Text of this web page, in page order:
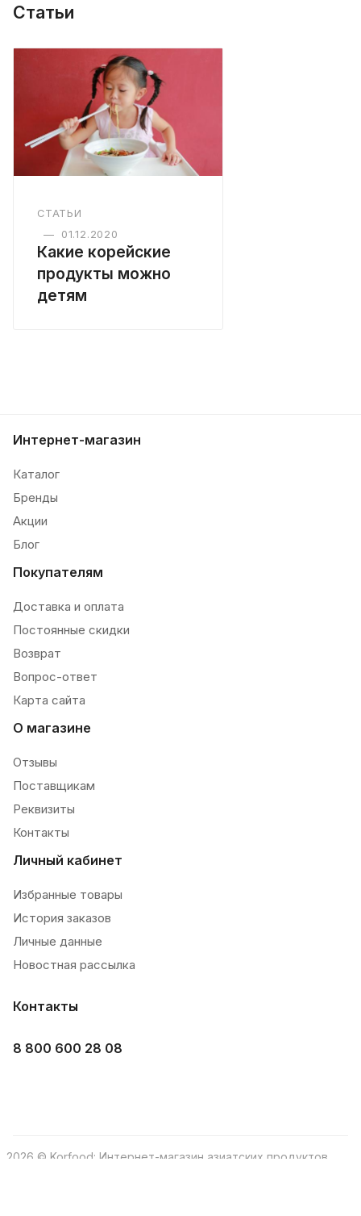
Статьи
СТАТЬИ
—
01.12.2020
Какие корейские
продукты можно
детям
Интернет-магазин
Каталог
Бренды
Акции
Блог
Покупателям
Доставка и оплата
Постоянные скидки
Возврат
Вопрос-ответ
Карта сайта
О магазине
Отзывы
Поставщикам
Реквизиты
Контакты
Личный кабинет
Избранные товары
История заказов
Личные данные
Новостная рассылка
Контакты
8 800 600 28 08
2026 © Korfood: Интернет-магазин азиатских продуктов